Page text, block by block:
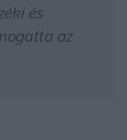
és
az